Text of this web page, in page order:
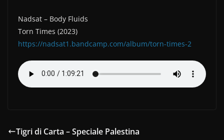
Nadsat – Body Fluids
Torn Times (2023)
https://nadsat1.bandcamp.com/album/torn-times-2
Tigri di Carta – Speciale Palestina